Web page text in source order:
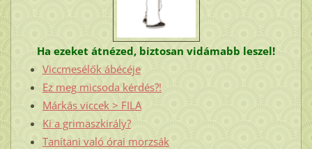
Ha ezeket átnézed, biztosan vidámabb leszel!
Viccmesélők ábécéje
Ez meg micsoda kérdés?!
Márkás viccek > FILA
Ki a grimaszkirály?
Tanítani való órai morzsák